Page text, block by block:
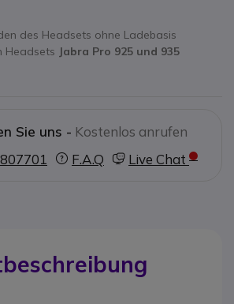
des Headsets ohne Ladebasis
Headsets Jabra Pro 925 und 935
Sie uns - Kostenlos anrufen
F.A.Q Live Chat